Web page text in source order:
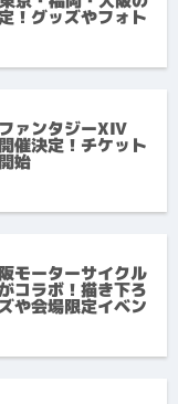
！グッズやフォト
ァンタジーXIV
催決定！チケット
始
モーターサイクル
コラボ！描き下ろ
や会場限定イベン